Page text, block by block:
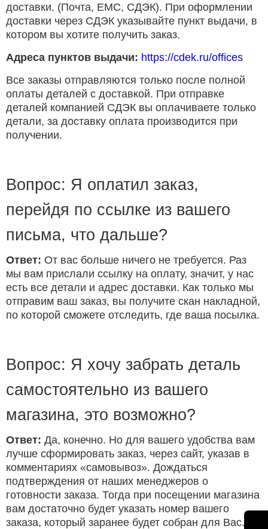
доставки. (Почта, ЕМС, СДЭК). При оформлении
доставки через СДЭК указывайте пункт выдачи, в
котором вы хотите получить заказ.
Адреса пунктов выдачи: https://cdek.ru/offices
Все заказы отправляются только после полной
оплаты деталей с доставкой. При отправке
деталей компанией СДЭК вы оплачиваете только
детали, за доставку оплата производится при
получении.
Вопрос: Я оплатил заказ,
перейдя по ссылке из вашего
письма, что дальше?
Ответ: От вас больше ничего не требуется. Раз
мы вам прислали ссылку на оплату, значит, у нас
есть все детали и адрес доставки. Как только мы
отправим ваш заказ, вы получите скан накладной,
по которой сможете отследить, где ваша посылка.
Вопрос: Я хочу забрать деталь
самостоятельно из вашего
магазина, это возможно?
Ответ: Да, конечно. Но для вашего удобства вам
лучше сформировать заказ, через сайт, указав в
комментариях «самовывоз». Дождаться
подтверждения от наших менеджеров о
готовности заказа. Тогда при посещении магазина
вам достаточно будет указать номер вашего
заказа, который заранее будет собран для Вас.